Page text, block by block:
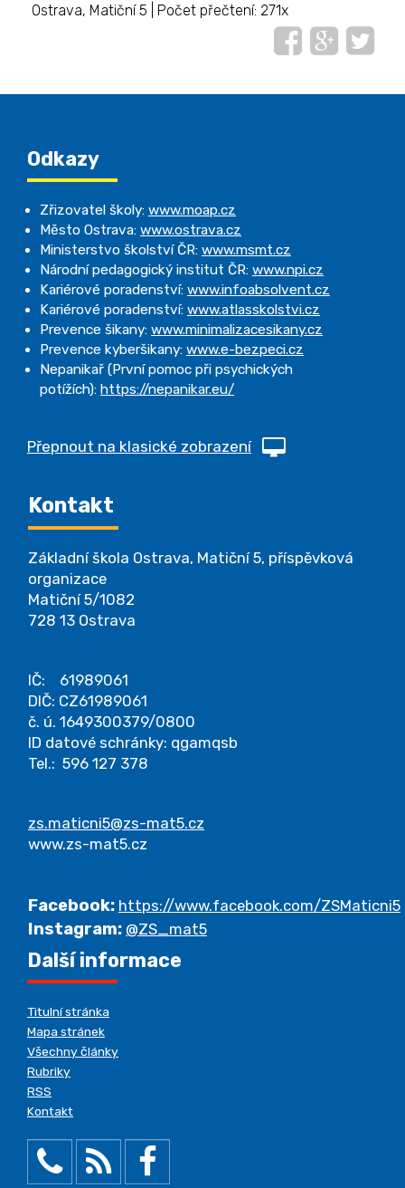
Ostrava, Matiční 5 | Počet přečtení: 271x
Odkazy
Zřizovatel školy: www.moap.cz
Město Ostrava: www.ostrava.cz
Ministerstvo školství ČR: www.msmt.cz
Národní pedagogický institut ČR: www.npi.cz
Kariérové poradenství: www.infoabsolvent.cz
Kariérové poradenství: www.atlasskolstvi.cz
Prevence šikany: www.minimalizacesikany.cz
Prevence kyberšikany: www.e-bezpeci.cz
Nepanikař (První pomoc při psychických
potížích): https://nepanikar.eu/
Přepnout na klasické zobrazení
Kontakt
Základní škola Ostrava, Matiční 5, příspěvková
organizace
Matiční 5/1082
728 13 Ostrava
IČ: 61989061
DIČ: CZ61989061
č. ú. 1649300379/0800
ID datové schránky: qgamqsb
Tel.: 596 127 378
zs.maticni5@zs-mat5.cz
www.zs-mat5.cz
Facebook: https://www.facebook.com/ZSMaticni5
Instagram: @ZS_mat5
Další informace
Titulní stránka
Mapa stránek
Všechny články
Rubriky
RSS
Kontakt